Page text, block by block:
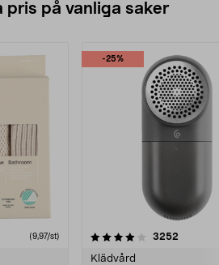
pris på vanliga saker
(9,97/st)
-25%
3252
Klädvård
4.5av 5 stjärnor